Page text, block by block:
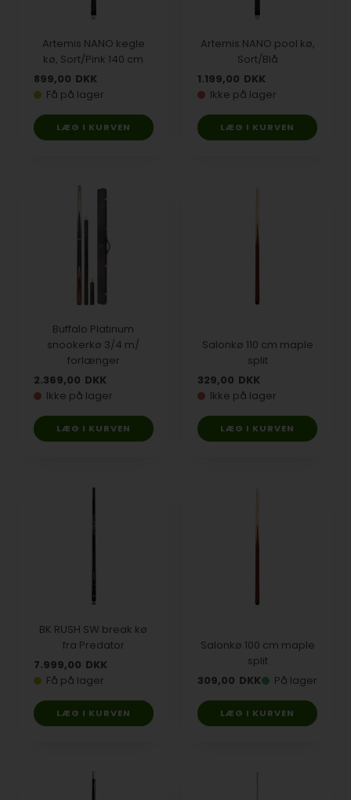
Artemis NANO kegle
kø, Sort/Pink 140 cm
899,00 DKK
Få på lager
Artemis NANO pool kø,
Sort/Blå
1.199,00 DKK
Ikke på lager
Buffalo Platinum
snookerkø 3/4 m/
forlænger
2.369,00 DKK
Ikke på lager
Salonkø 110 cm maple
split
329,00 DKK
Ikke på lager
BK RUSH SW break kø
fra Predator
7.999,00 DKK
Få på lager
Salonkø 100 cm maple
split
309,00 DKK På lager